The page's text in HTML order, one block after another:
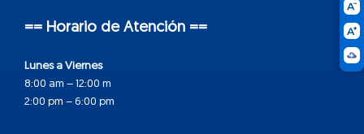
== Horario de Atención ==
Lunes a Viernes
8:00 am – 12:00 m
2:00 pm – 6:00 pm